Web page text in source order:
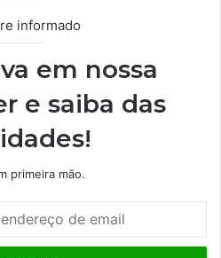
informado
em nossa
e saiba das
primeira mão.